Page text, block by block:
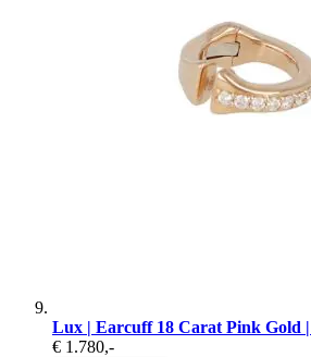
Lux | Earcuff 18 Carat Pink Gold |
€ 1.780,-